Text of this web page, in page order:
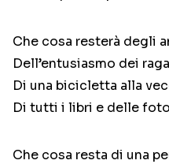
Che cosa resterà degli
Dell’entusiasmo dei
Di una bicicletta alla
Di tutti i libri e delle
Che cosa resta di una